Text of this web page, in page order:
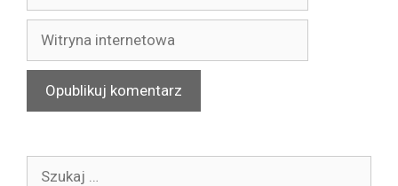
internetowa